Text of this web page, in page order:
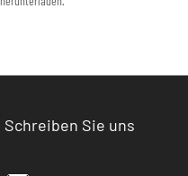
Schreiben Sie uns